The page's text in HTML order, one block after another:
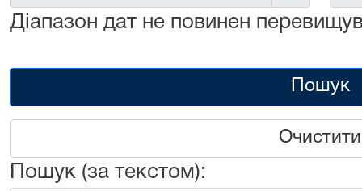
Діапазон дат не повинен
Пошук
Очистити
Пошук (за текстом):